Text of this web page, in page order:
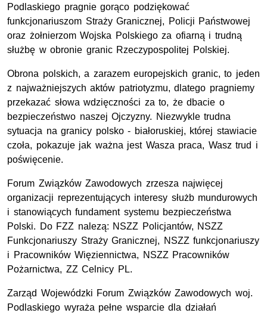
Podlaskiego pragnie gorąco podziękować
funkcjonariuszom Straży Granicznej, Policji Państwowej
oraz żołnierzom Wojska Polskiego za ofiarną i trudną
służbę w obronie granic Rzeczypospolitej Polskiej.
Obrona polskich, a zarazem europejskich granic, to jeden
z najważniejszych aktów patriotyzmu, dlatego pragniemy
przekazać słowa wdzięczności za to, że dbacie o
bezpieczeństwo naszej Ojczyzny. Niezwykle trudna
sytuacja na granicy polsko - białoruskiej, której stawiacie
czoła, pokazuje jak ważna jest Wasza praca, Wasz trud i
poświęcenie.
Forum Związków Zawodowych zrzesza najwięcej
organizacji reprezentujących interesy służb mundurowych
i stanowiących fundament systemu bezpieczeństwa
Polski. Do FZZ nalezą: NSZZ Policjantów, NSZZ
Funkcjonariuszy Straży Granicznej, NSZZ funkcjonariuszy
i Pracowników Więziennictwa, NSZZ Pracowników
Pożarnictwa, ZZ Celnicy PL.
Zarząd Wojewódzki Forum Związków Zawodowych woj.
Podlaskiego wyraża pełne wsparcie dla działań